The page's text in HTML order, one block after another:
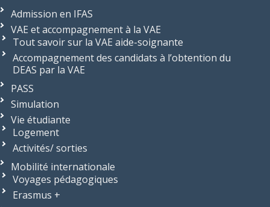
Admission en IFAS
VAE et accompagnement à la VAE
Tout savoir sur la VAE aide-soignante
Accompagnement des candidats à l’obtention du
DEAS par la VAE
PASS
Simulation
Vie étudiante
Logement
Activités/ sorties
Mobilité internationale
Voyages pédagogiques
Erasmus +